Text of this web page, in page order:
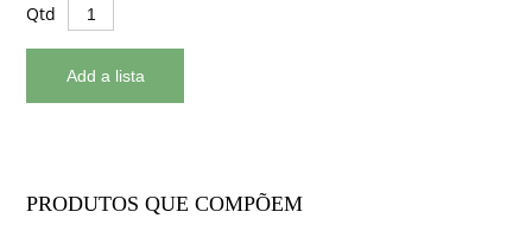
Qtd
PRODUTOS QUE COMPÕEM